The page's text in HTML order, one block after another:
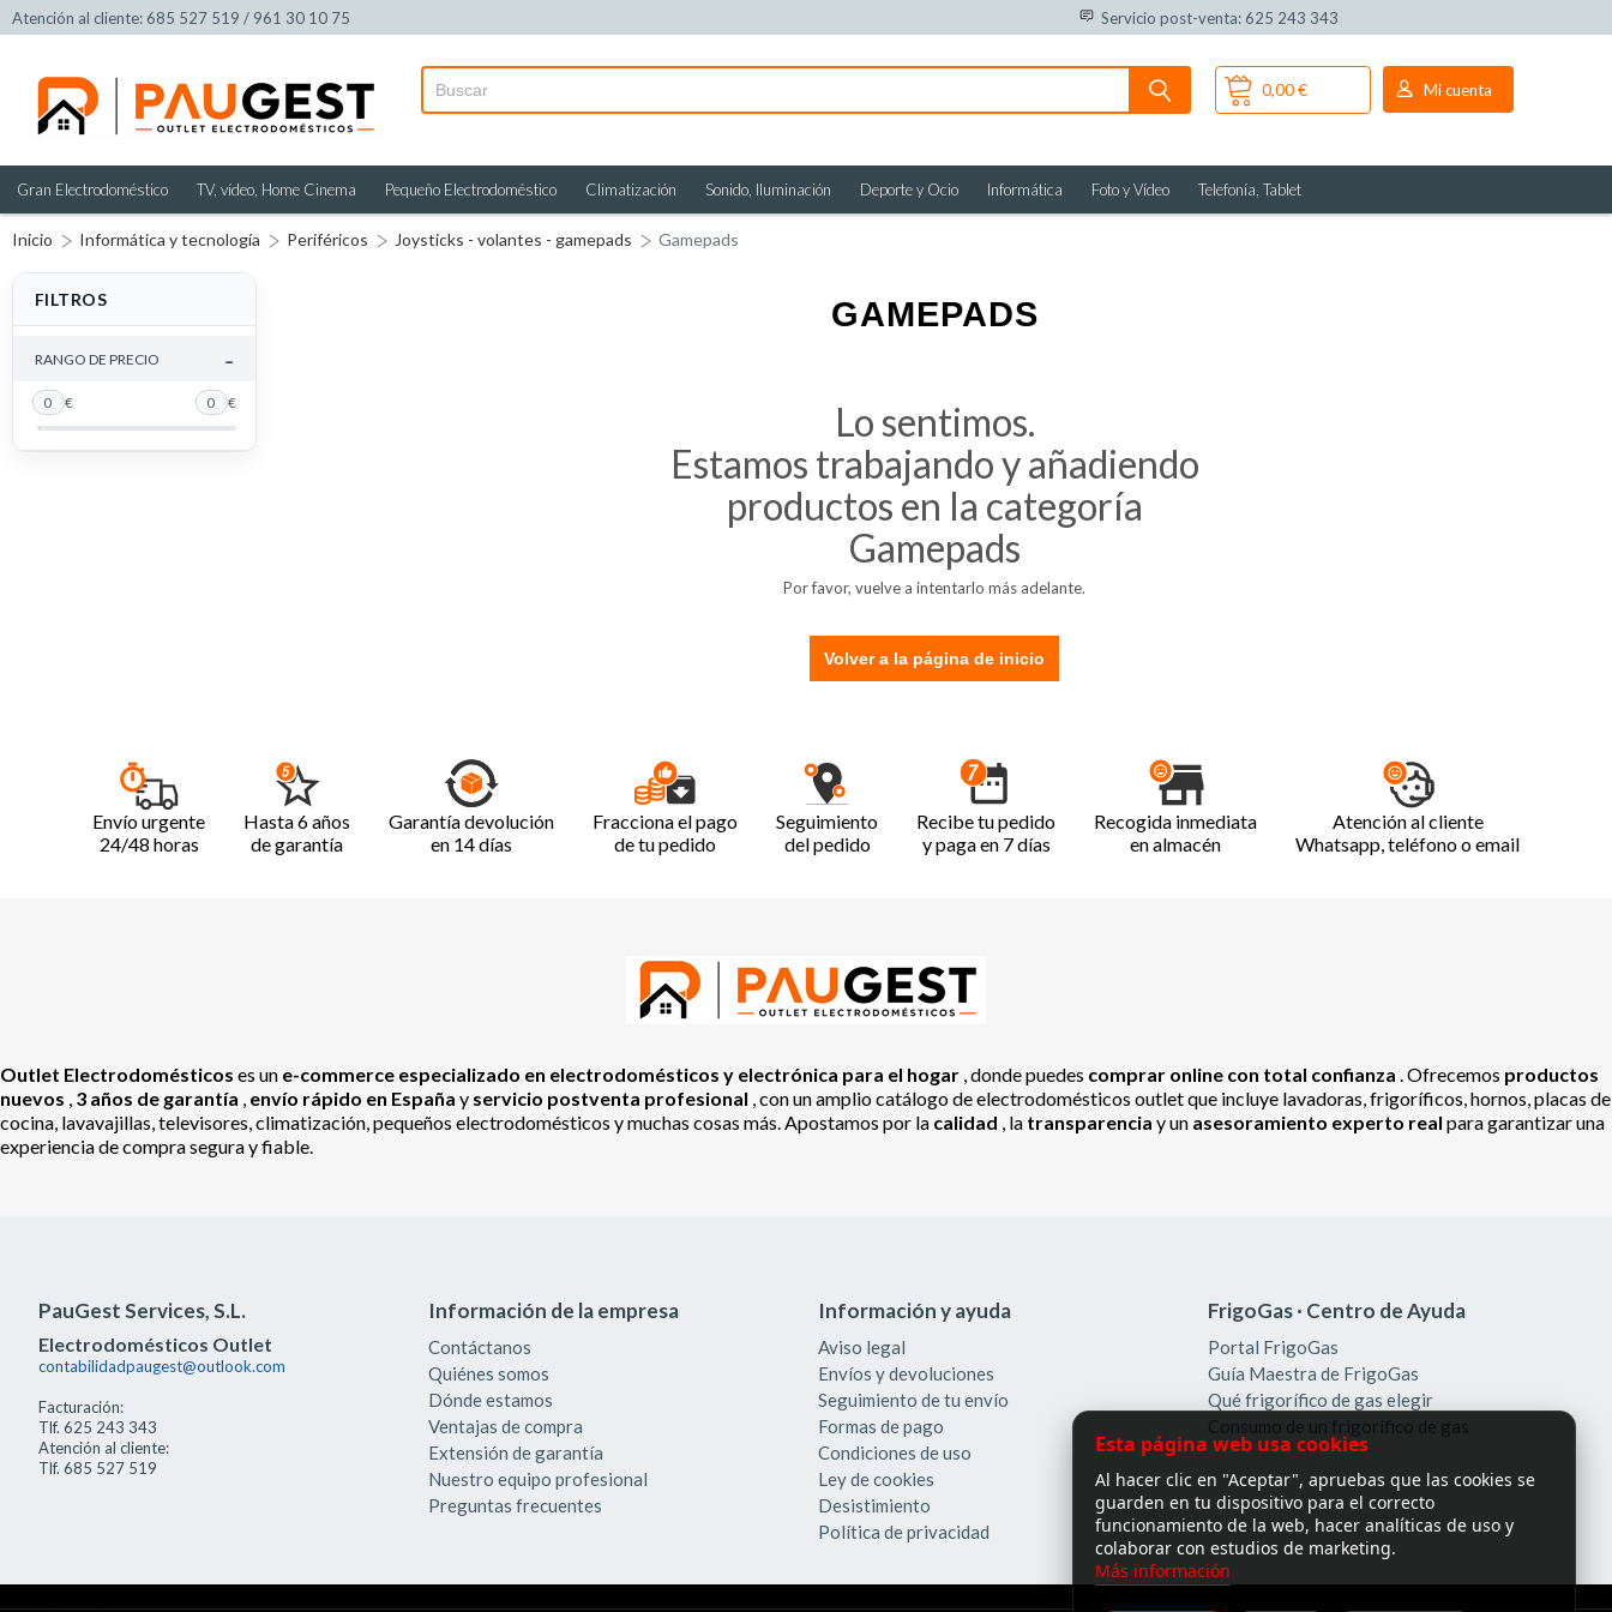
Atención al cliente: 685 527 519 / 961 30 10 75 Servicio post-venta: 625 243 343
0,00 € Mi cuenta
Gran Electrodoméstico TV, vídeo, Home Cinema Pequeño Electrodoméstico Climatización Sonido, Iluminación Deporte y Ocio Informática Foto y Vídeo Telefonía, Tablet
Inicio Informática y tecnología Periféricos Joysticks - volantes - gamepads Gamepads
FILTROS
RANGO DE PRECIO -
0 € 0 €
GAMEPADS
Lo sentimos.
Estamos trabajando y añadiendo
productos en la categoría
Gamepads
Por favor, vuelve a intentarlo más adelante.
Volver a la página de inicio
Envío urgente
24/48 horas
Hasta 6 años
de garantía
Garantía devolución
en 14 días
Fracciona el pago
de tu pedido
Seguimiento
del pedido
Recibe tu pedido
y paga en 7 días
Recogida inmediata
en almacén
Atención al cliente
Whatsapp, teléfono o email
Outlet Electrodomésticos es un e-commerce especializado en electrodomésticos y electrónica para el hogar , donde puedes comprar online con total confianza . Ofrecemos productos
nuevos , 3 años de garantía , envío rápido en España y servicio postventa profesional , con un amplio catálogo de electrodomésticos outlet que incluye lavadoras, frigoríficos, hornos, placas de
cocina, lavavajillas, televisores, climatización, pequeños electrodomésticos y muchas cosas más. Apostamos por la calidad , la transparencia y un asesoramiento experto real para garantizar una
experiencia de compra segura y fiable.
PauGest Services, S.L.
Electrodomésticos Outlet
contabilidadpaugest@outlook.com
Facturación:
Tlf. 625 243 343
Atención al cliente:
Tlf. 685 527 519
Información de la empresa
Contáctanos
Quiénes somos
Dónde estamos
Ventajas de compra
Extensión de garantía
Nuestro equipo profesional
Preguntas frecuentes
Información y ayuda
Aviso legal
Envíos y devoluciones
Seguimiento de tu envío
Formas de pago
Condiciones de uso
Ley de cookies
Desistimiento
Política de privacidad
FrigoGas · Centro de Ayuda
Portal FrigoGas
Guía Maestra de FrigoGas
Qué frigorífico de gas elegir
Consumo de un frigorífico de gas
Esta página web usa cookies
Al hacer clic en "Aceptar", apruebas que las cookies se
guarden en tu dispositivo para el correcto
funcionamiento de la web, hacer analíticas de uso y
colaborar con estudios de marketing.
Más información